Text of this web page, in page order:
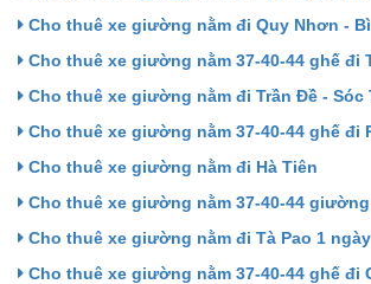
Cho thuê xe giường nằm đi Quy Nhơn -
Cho thuê xe giường nằm 37-40-44 ghế đi
Cho thuê xe giường nằm đi Trần Đề - Sóc
Cho thuê xe giường nằm 37-40-44 ghế đi
Cho thuê xe giường nằm đi Hà Tiên
Cho thuê xe giường nằm 37-40-44
Cho thuê xe giường nằm đi Tà Pao 1 ngày
Cho thuê xe giường nằm 37-40-44 ghế đi